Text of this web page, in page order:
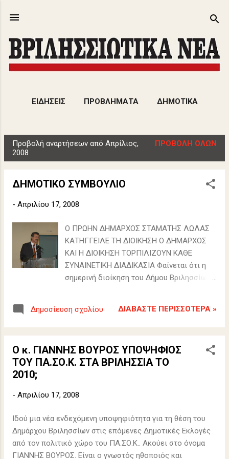
ΕΙΔΗΣΕΙΣ ΠΡΟΒΛΗΜΑΤΑ ΔΗΜΟΤΙΚΑ
ΠΟΛΙΤΙΣΜΟΣ
ν
Προβολή αναρτήσεων από Απρίλιος,
2008
ΠΡΟΒΟΛΉ ΌΛΩΝ
ΔΗΜΟΤΙΚΟ ΣΥΜΒΟΥΛΙΟ
- Απριλίου 17, 2008
Ο ΠΡΩΗΝ ΔΗΜΑΡΧΟΣ ΣΤΑΜΑΤΗΣ ΛΩΛΑΣ
ΚΑΤΗΓΓΕΙΛΕ ΤΗ ΔΙΟΙΚΗΣΗ Ο ΔΗΜΑΡΧΟΣ
ΚΑΙ Η ΔΙΟΙΚΗΣΗ ΤΟΡΠΙΛΙΖΟΥΝ ΚΑΘΕ
ΣΥΝΑΙΝΕΤΙΚΗ ΔΙΑΔΙΚΑΣΙΑ Φαίνεται ότι η
σημερινή διοίκηση του Δήμου Βριλησσίων
της διαπαραταξιακής επιτροπής που η ίδια
είχε αποδεχτεί να συσταθεί... Εξηγούμαστε.
Συμβούλιο την εισήγηση για αυξήσεις
στους λογαριασμούς του νερού. Η
την συναινετική λήψη των σχετικών
αποφάσεων. Η διοίκηση αποδέχτηκε την
πρόταση και τη συγκρότηση της επιτροπής
από τους δημοτικούς συνδυασμούς. Η
Αγωνιστική Δημοτική Κίνηση (ΚΚΕ)
Δημοσίευση σχολίου ΔΙΑΒΆΣΤΕ ΠΕΡΙΣΣΌΤΕΡΑ »
Ο κ. ΓΙΑΝΝΗΣ ΒΟΥΡΟΣ ΥΠΟΨΗΦΙΟΣ
ΤΟΥ ΠΑ.ΣΟ.Κ. ΣΤΑ ΒΡΙΛΗΣΣΙΑ ΤΟ
2010;
- Απριλίου 17, 2008
Ιδού μια νέα ενδεχόμενη υποψηφιότητα για τη θέση του
Δημάρχου Βριλησσίων στις επόμενες Δημοτικές Εκλογές
από τον πολιτικό χώρο του ΠΑ.ΣΟ.Κ.. Ακούει στο όνομα
ΓΙΑΝΝΗΣ ΒΟΥΡΟΣ. Είναι ο γνωστός ηθοποιός και